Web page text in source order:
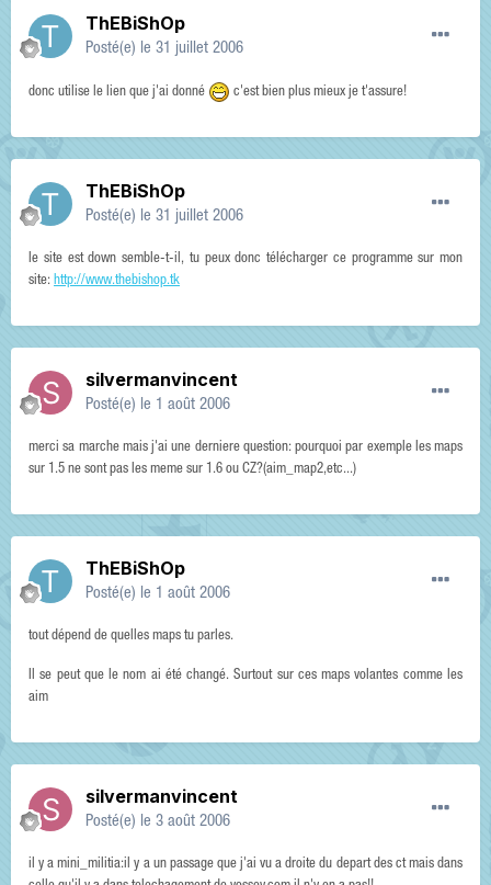
ThEBiShOp
Posté(e) le 31 juillet 2006
donc utilise le lien que j'ai donné c'est bien plus mieux je t'assure!
ThEBiShOp
Posté(e) le 31 juillet 2006
le site est down semble-t-il, tu peux donc télécharger ce programme sur mon
site: http://www.thebishop.tk
silvermanvincent
Posté(e) le 1 août 2006
merci sa marche mais j'ai une derniere question: pourquoi par exemple les maps
sur 1.5 ne sont pas les meme sur 1.6 ou CZ?(aim_map2,etc...)
ThEBiShOp
Posté(e) le 1 août 2006
tout dépend de quelles maps tu parles.
Il se peut que le nom ai été changé. Surtout sur ces maps volantes comme les
aim
silvermanvincent
Posté(e) le 3 août 2006
il y a mini_militia:il y a un passage que j'ai vu a droite du depart des ct mais dans